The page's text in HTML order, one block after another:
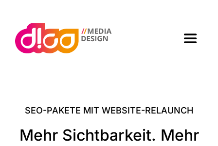
springen
Toggle
Agen­tur
Arbei­ten
SEO-PAKE­TE MIT WEBSITE-RELAUNCH
Mehr Sichtbarkeit. Mehr